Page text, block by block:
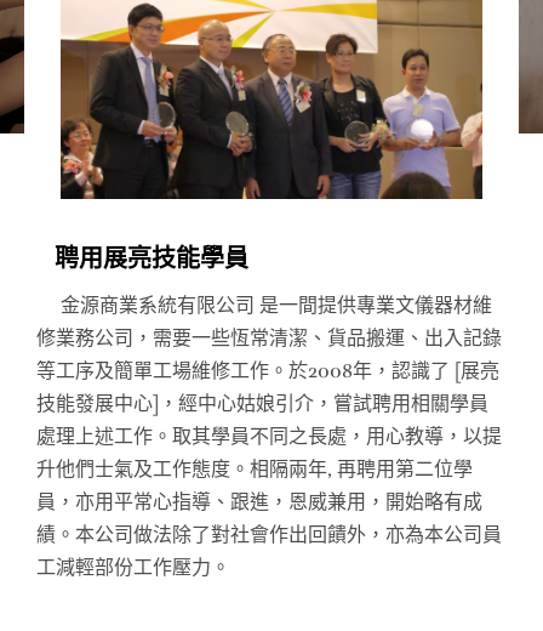
聘用展亮技能學員
金源商業系統有限公司 是一間提供專業文儀器材維
修業務公司，需要一些恆常清潔、貨品搬運、出入記錄
等工序及簡單工場維修工作。於2008年，認識了 [展亮
技能發展中心]，經中心姑娘引介，嘗試聘用相關學員
處理上述工作。取其學員不同之長處，用心教導，以提
升他們士氣及工作態度。相隔兩年, 再聘用第二位學
員，亦用平常心指導、跟進，恩威兼用，開始略有成
績。本公司做法除了對社會作出回饋外，亦為本公司員
工減輕部份工作壓力。